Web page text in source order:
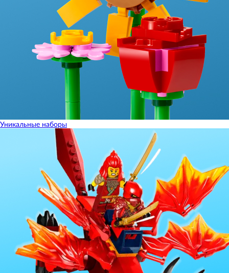
Уникальные наборы